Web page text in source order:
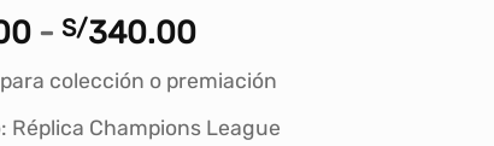
- S/340.00Rango
de
precios:
desde
colección o premiación
Réplica Champions League